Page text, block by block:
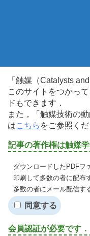
「触媒（Catalysts
このサイトをつかっ
ドもできます．
また，「触媒技術の
はこちら をご参照くだ
記事の著作権は触媒
ダウンロードしたPDFフ
印刷して多数の者に配布
多数の者にメール配信す
同意する
会員認証が必要です．